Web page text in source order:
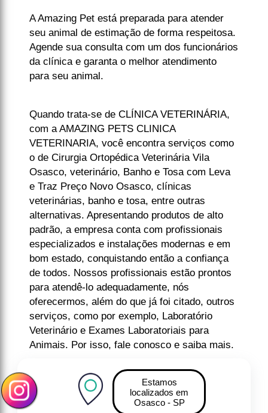
A Amazing Pet está preparada para atender
seu animal de estimação de forma respeitosa.
Agende sua consulta com um dos funcionários
da clínica e garanta o melhor atendimento
para seu animal.
Quando trata-se de CLÍNICA VETERINÁRIA,
com a AMAZING PETS CLINICA
VETERINARIA, você encontra serviços como
o de Cirurgia Ortopédica Veterinária Vila
Osasco, veterinário, Banho e Tosa com Leva
e Traz Preço Novo Osasco, clínicas
veterinárias, banho e tosa, entre outras
alternativas. Apresentando produtos de alto
padrão, a empresa conta com profissionais
especializados e instalações modernas e em
bom estado, conquistando então a confiança
de todos. Nossos profissionais estão prontos
para atendê-lo adequadamente, nós
oferecermos, além do que já foi citado, outros
serviços, como por exemplo, Laboratório
Veterinário e Exames Laboratoriais para
Animais. Por isso, fale conosco e saiba mais.
Estamos
localizados em
Osasco - SP